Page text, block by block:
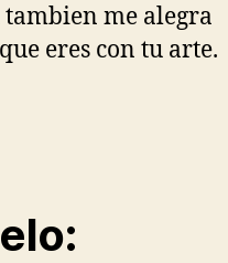
me alegra
eres con tu arte.